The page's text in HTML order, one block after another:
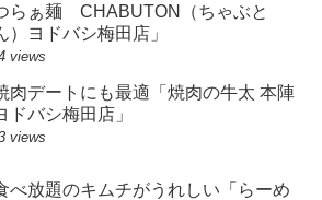
らぁ麺 CHABUTON（ちゃぶと
）ヨドバシ梅田店」
views
肉デートにも最適「焼肉の牛太 本陣
ドバシ梅田店」
views
べ放題のキムチがうれしい「らーめ